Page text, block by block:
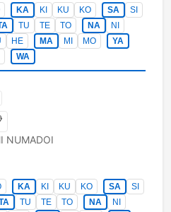
KA KI KU KO SA
SI
TU TE TO NA
NI
HE MA MI MO
YA
WA
NUMADOI
KA KI KU KO SA
SI
TU TE TO NA
NI